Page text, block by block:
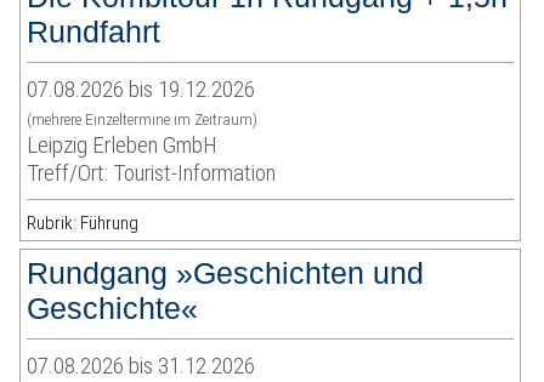
Rundfahrt
07.08.2026 bis 19.12.2026
(mehrere Einzeltermine im Zeitraum)
Leipzig Erleben GmbH
Treff/Ort: Tourist-Information
Rubrik: Führung
Rundgang »Geschichten und
Geschichte«
07.08.2026 bis 31.12.2026